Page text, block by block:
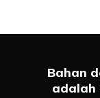
Bahan
adalah